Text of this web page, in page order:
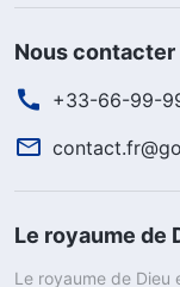
Nous contacter
+33-66-99-
Le royaume de
Le royaume de Dieu